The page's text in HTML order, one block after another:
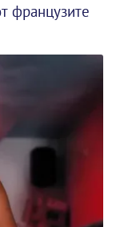
французите